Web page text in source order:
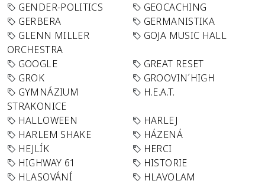
GENDER-POLITICS
GEOCACHING
GERBERA
GERMANISTIKA
GLENN MILLER
ORCHESTRA
GOJA MUSIC HALL
GOOGLE
GREAT RESET
GROK
GROOVIN´HIGH
GYMNÁZIUM
STRAKONICE
H.E.A.T.
HALLOWEEN
HARLEJ
HARLEM SHAKE
HÁZENÁ
HEJLÍK
HERCI
HIGHWAY 61
HISTORIE
HLASOVÁNÍ
HLAVOLAM